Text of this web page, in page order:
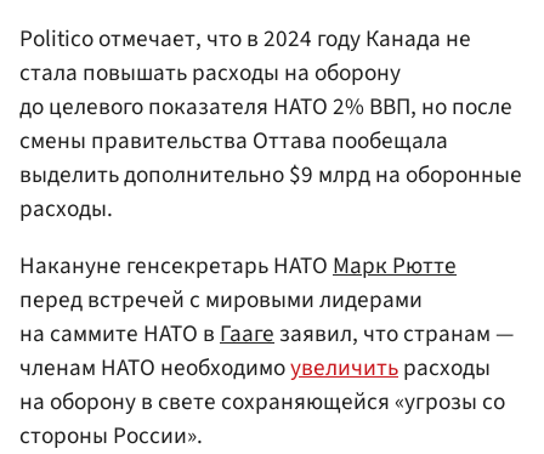
Politico отмечает, что в 2024 году Канада не
стала повышать расходы на оборону
до целевого показателя НАТО 2% ВВП, но после
смены правительства Оттава пообещала
выделить дополнительно $9 млрд на оборонные
расходы.
Накануне генсекретарь НАТОМарк Рютте
перед встречей с мировыми лидерами
на саммите НАТО вГаагезаявил, что странам —
членам НАТО необходимоувеличитьрасходы
на оборону в свете сохраняющейся «угрозы со
стороны России».